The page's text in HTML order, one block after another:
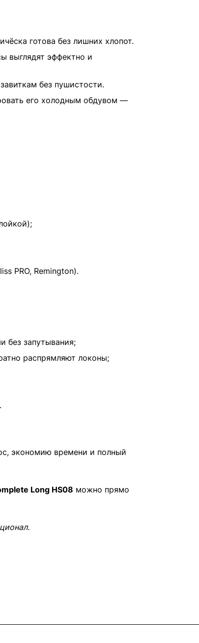
готова без лишних хлопот.
выглядят эффектно и
без пушистости.
его холодным обдувом —
PRO, Remington).
без запутывания;
распрямляют локоны;
экономию времени и полный
Long HS08 можно прямо